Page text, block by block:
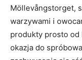
Möllevångstorget,
warzywami i
produkty prosto od
⁣okazja do